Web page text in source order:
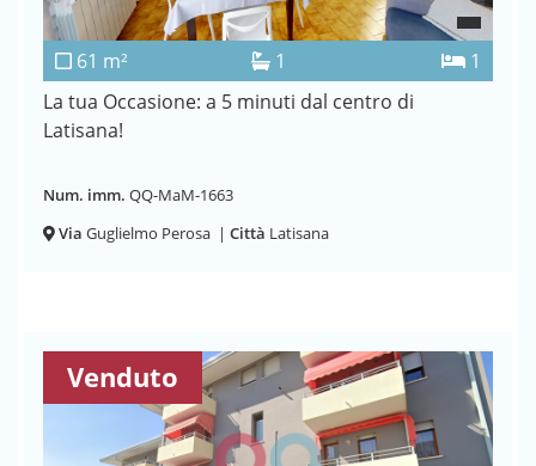
61 m² 1
1
La tua Occasione: a 5 minuti dal centro di
Latisana!
Num. imm. QQ-MaM-1663
Via Guglielmo Perosa | Città Latisana
Venduto